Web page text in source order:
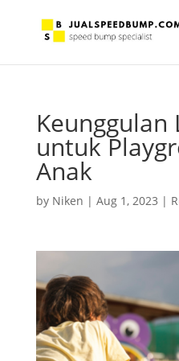
untuk
Anak
by Niken | Aug 1, 2023 |